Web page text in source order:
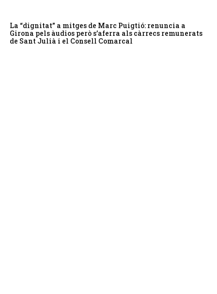
La “dignitat” a mitges de Marc Puigtió: renuncia a
Girona pels àudios però s’aferra als càrrecs remunerats
de Sant Julià i el Consell Comarcal